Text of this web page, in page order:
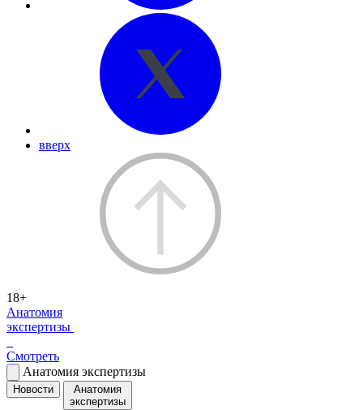
вверх
18+
Анатомия
экспертизы
Смотреть
Анатомия экспертизы
Новости
Анатомия
экспертизы